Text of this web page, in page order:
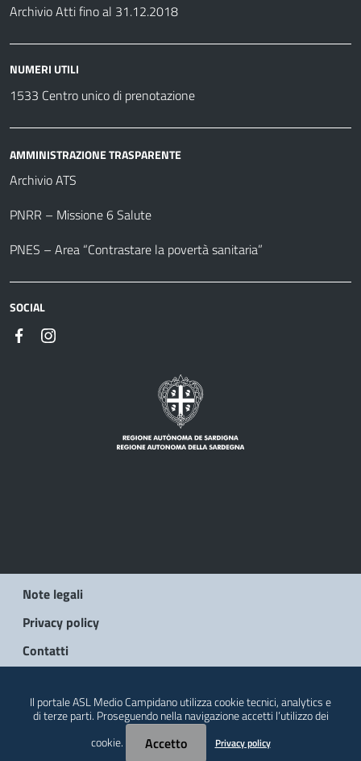
Archivio Atti fino al 31.12.2018
NUMERI UTILI
1533 Centro unico di prenotazione
AMMINISTRAZIONE TRASPARENTE
Archivio ATS
PNRR – Missione 6 Salute
PNES – Area “Contrastare la povertà sanitaria”
SOCIAL
Note legali
Privacy policy
Contatti
Il portale ASL Medio Campidano utilizza cookie tecnici, analytics e
di terze parti. Proseguendo nella navigazione accetti l’utilizzo dei
cookie.
Accetto Privacy policy